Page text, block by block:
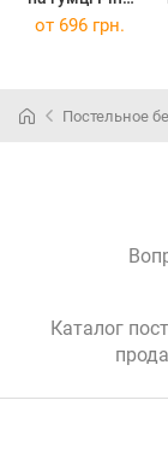
stripe
полікотон
от 696 грн.
Постельное
Каталог